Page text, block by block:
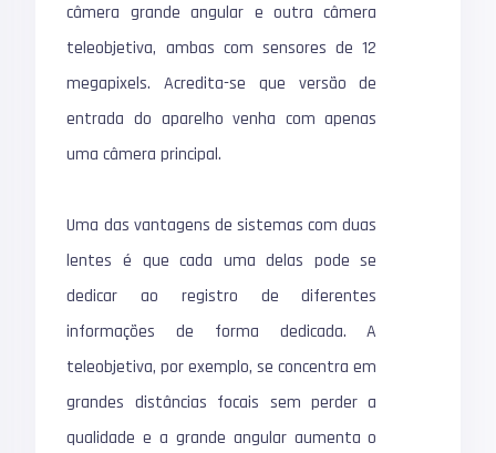
câmera grande angular e outra câmera
teleobjetiva, ambas com sensores de 12
megapixels. Acredita-se que versão de
entrada do aparelho venha com apenas
uma câmera principal.
Uma das vantagens de sistemas com duas
lentes é que cada uma delas pode se
dedicar ao registro de diferentes
informações de forma dedicada. A
teleobjetiva, por exemplo, se concentra em
grandes distâncias focais sem perder a
qualidade e a grande angular aumenta o